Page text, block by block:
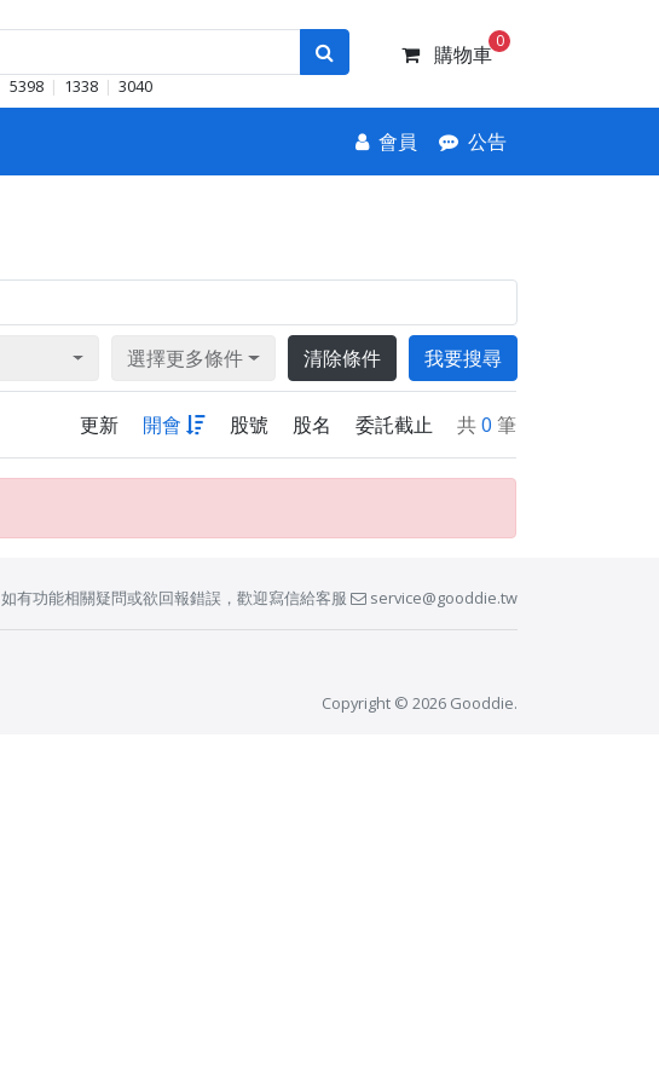
5398 1338 3040
購物車
0
會員 公告
選擇更多條件 清除條件 我要搜尋
更新 開會 股號 股名 委託截止 共0 筆
如有功能相關疑問或欲回報錯誤，歡迎寫信給客服 service@gooddie.tw
Copyright © 2026 Gooddie.